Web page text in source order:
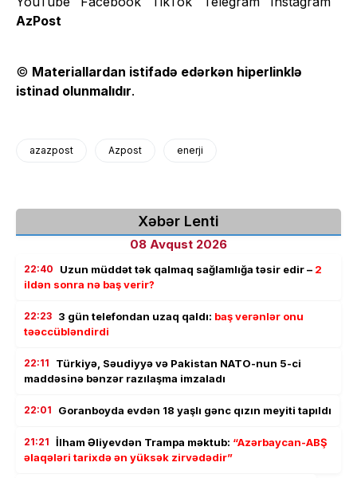
AzPost
© Materiallardan istifadə edərkən hiperlinklə
istinad olunmalıdır.
azazpost Azpost enerji
Xəbər Lenti
08 Avqust 2026
22:40 Uzun müddət tək qalmaq sağlamlığa təsir edir – 2
ildən sonra nə baş verir?
22:23 3 gün telefondan uzaq qaldı: baş verənlər onu
təəccübləndirdi
22:11
Türkiyə, Səudiyyə və Pakistan NATO-nun 5-ci
maddəsinə bənzər razılaşma imzaladı
22:01 Goranboyda evdən 18 yaşlı gənc qızın meyiti tapıldı
21:21 İlham Əliyevdən Trampa məktub: “Azərbaycan-ABŞ
əlaqələri tarixdə ən yüksək zirvədədir”